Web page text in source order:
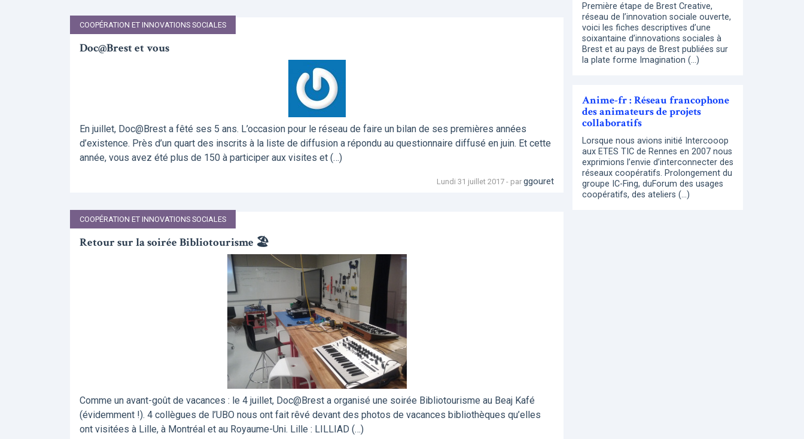
COOPÉRATION ET INNOVATIONS SOCIALES
Doc@Brest et vous
En juillet, Doc@Brest a fêté ses 5 ans. L’occasion pour le réseau de faire un bilan de ses premières années
d’existence. Près d’un quart des inscrits à la liste de diffusion a répondu au questionnaire diffusé en juin. Et cette
année, vous avez été plus de 150 à participer aux visites et (…)
Lundi 31 juillet 2017 - par ggouret
COOPÉRATION ET INNOVATIONS SOCIALES
Retour sur la soirée Bibliotourisme 🏖
Comme un avant-goût de vacances : le 4 juillet, Doc@Brest a organisé une soirée Bibliotourisme au Beaj Kafé
(évidemment !). 4 collègues de l’UBO nous ont fait rêvé devant des photos de vacances bibliothèques qu’elles
ont visitées à Lille, à Montréal et au Royaume-Uni. Lille : LILLIAD (…)
Première étape de Brest Creative,
réseau de l’innovation sociale ouverte,
voici les fiches descriptives d’une
soixantaine d’innovations sociales à
Brest et au pays de Brest publiées sur
la plate forme Imagination (…)
Anime-fr : Réseau francophone
des animateurs de projets
collaboratifs
Lorsque nous avions initié Intercooop
aux ETES TIC de Rennes en 2007 nous
exprimions l’envie d’interconnecter des
réseaux coopératifs. Prolongement du
groupe IC-Fing, duForum des usages
coopératifs, des ateliers (…)